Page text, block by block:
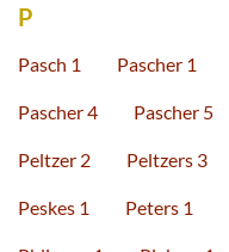
P
Pasch 1 Pascher 1
Pascher 4 Pascher 5
Peltzer 2 Peltzers 3
Peskes 1 Peters 1